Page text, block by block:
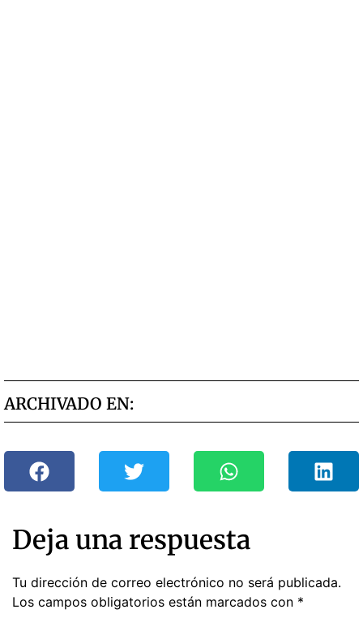
ARCHIVADO EN:
Deja una respuesta
Tu dirección de correo electrónico no será publicada.
Los campos obligatorios están marcados con *